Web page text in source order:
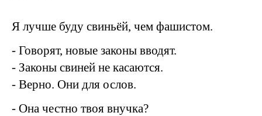
Я лучше буду свиньёй, чем фашистом.
- Говорят, новые законы вводят.
- Законы свиней не касаются.
- Верно. Они для ослов.
- Она честно твоя внучка?